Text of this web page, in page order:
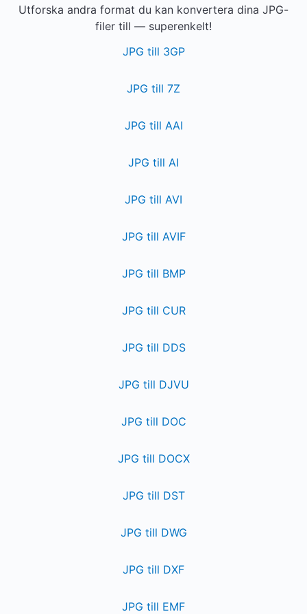
Utforska andra format du kan konvertera dina JPG-
filer till — superenkelt!
JPG till 3GP
JPG till 7Z
JPG till AAI
JPG till AI
JPG till AVI
JPG till AVIF
JPG till BMP
JPG till CUR
JPG till DDS
JPG till DJVU
JPG till DOC
JPG till DOCX
JPG till DST
JPG till DWG
JPG till DXF
JPG till EMF